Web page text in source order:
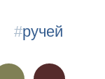
#ручей